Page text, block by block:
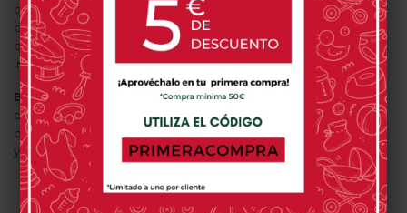
con tan solo una mano, incluso con el peso de los niños y las
compras depositadas en su cestilla de grandes dimensiones. Lo
que lo hace perfecto para las calles más transitadas o terrenos
irregulares.
Bugaboo Donkey 5
se adapta a los posibles obstáculos que
puedan encontrarse en el ambiente urbano, como subidas y
bajadas de escalones o pasos por puertas de tamaño estándar,
ya que
sus medidas de ancho son solo 74 cm.